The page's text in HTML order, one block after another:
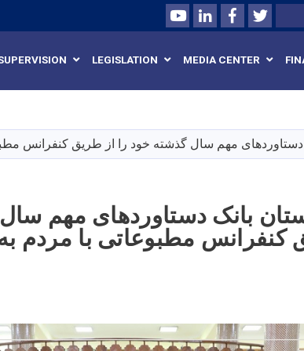
main
content
YoutubeLinkedInFacebookTwitter
Search
LEGISLATION MEDIA CENTER
دستاوردهای مهم سال گذشته خود را از طریق کنفرانس
بانک دستاوردهای مهم
کنفرانس مطبوعاتی با مردم